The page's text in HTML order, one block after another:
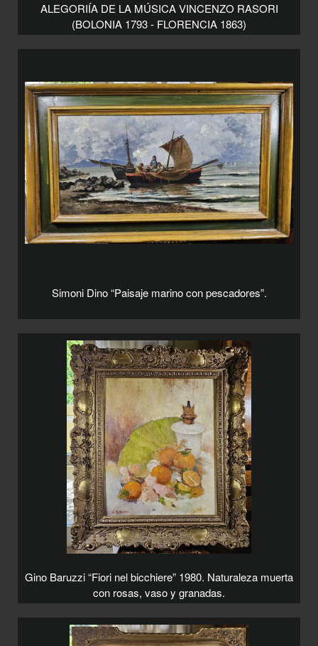
ALEGORIÍA DE LA MÚSICA VINCENZO RASORI
(BOLONIA 1793 - FLORENCIA 1863)
Simoni Dino “Paisaje marino con pescadores”.
Gino Baruzzi “Fiori nel bicchiere” 1980. Naturaleza muerta
con rosas, vaso y granadas.